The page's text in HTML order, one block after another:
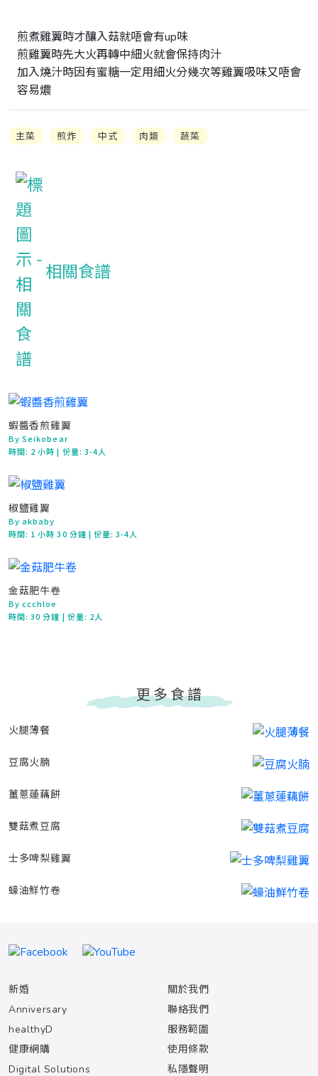
煎煮雞翼時才釀入菇就唔會有up味
煎雞翼時先大火再轉中細火就會保持肉汁
加入燒汁時因有蜜糖一定用細火分幾次等雞翼吸味又唔會
容易燶
主菜 煎炸 中式 肉類 蔬菜
相關食譜
蝦醬香煎雞翼
By Seikobear
時間: 2 小時| 份量: 3-4人
椒鹽雞翼
By akbaby
時間: 1 小時 30 分鐘 | 份量: 3-4人
金菇肥牛卷
By ccchloe
時間:30 分鐘 | 份量: 2人
更多食譜
火腿薄餐
豆腐火腩
薑蔥蓮藕餅
雙菇煮豆腐
士多啤梨雞翼
蠔油鮮竹卷
新婚
Anniversary
healthyD
健康網購
Digital Solutions
關於我們
聯絡我們
服務範圍
使用條款
私隱聲明